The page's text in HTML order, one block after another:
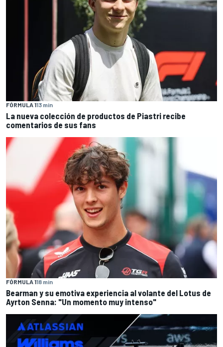
FÓRMULA 113 min
La nueva colección de productos de Piastri recibe
comentarios de sus fans
FÓRMULA 118 min
Bearman y su emotiva experiencia al volante del Lotus de
Ayrton Senna: "Un momento muy intenso"